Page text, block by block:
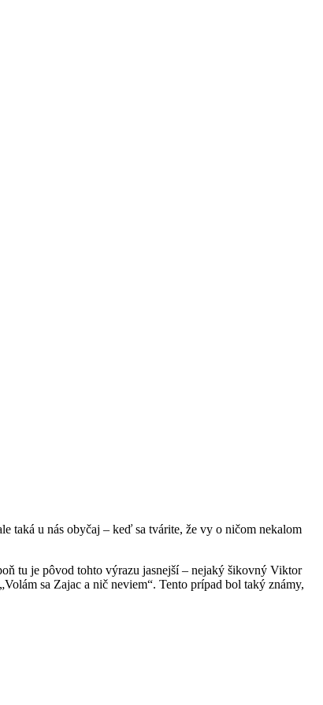
taká u nás obyčaj – keď sa tvárite, že vy o ničom nekalom
tu je pôvod tohto výrazu jasnejší – nejaký šikovný Viktor
sa Zajac a nič neviem“. Tento prípad bol taký známy,